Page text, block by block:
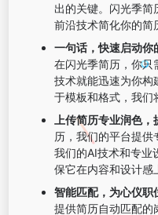
出的关键。闪光季简
前沿技术简化你的简
一句话，快速启动你
在闪光季简历，你只
技术就能迅速为你构
于模板和格式，我们
上传简历专业润色
历，我们的平台提
我们的AI技术和专业
保它在内容和设计感
智能匹配，为心仪职
提供简历自动匹配的